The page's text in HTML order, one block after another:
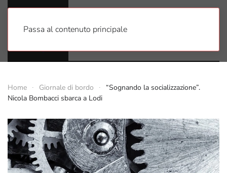
Passa al contenuto principale
Home Giornale di bordo
“Sognando la socializzazione”.
Nicola Bombacci sbarca a Lodi